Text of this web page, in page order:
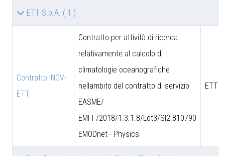
ETT S.p.A. ( 1 )
Contratto INGV-
ETT
Contratto per attività di ricerca
relativamente al calcolo di
climatologie oceanografiche
nellambito del contratto di servizio
EASME/
EMFF/2018/1.3.1.8/Lot3/SI2.810790
EMODnet - Physics
ETT